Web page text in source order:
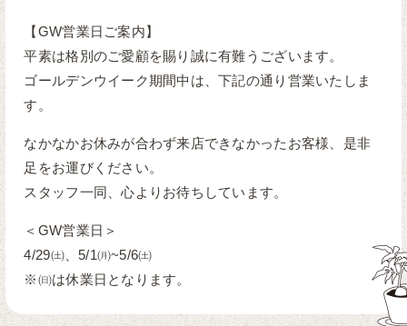
【GW営業日ご案内】
平素は格別のご愛顧を賜り誠に有難うございます。
ゴールデンウイーク期間中は、下記の通り営業いたしま
す。
なかなかお休みが合わず来店できなかったお客様、是非
足をお運びください。
スタッフ一同、心よりお待ちしています。
＜GW営業日＞
4/29㈯、5/1㈪~5/6㈯
※㈰は休業日となります。